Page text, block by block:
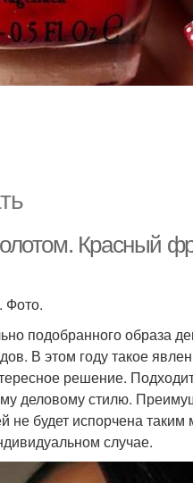
Красный
Фото.
подобранного образа
В этом году такое
решение.
деловому стилю.
не будет испорчена
случае.